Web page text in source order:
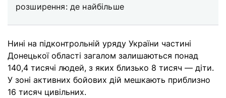
розширення: де найбільше
Нині на підконтрольній уряду України частині
Донецької області загалом залишаються понад
140,4 тисячі людей, з яких близько 8 тисяч — діти.
У зоні активних бойових дій мешкають приблизно
16 тисяч цивільних.